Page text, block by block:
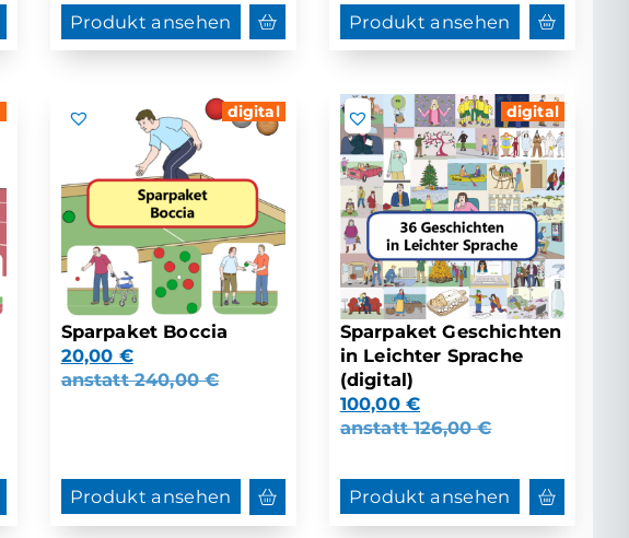
Produkt ansehen Produkt ansehen
digital
Sparpaket Boccia
20,00 €
anstatt240,00€
Produkt ansehen
digital
Sparpaket Geschichten
in Leichter Sprache
(digital)
100,00 €
anstatt126,00€
Produkt ansehen